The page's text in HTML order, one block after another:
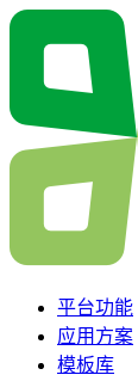
平台功能
应用方案
模板库